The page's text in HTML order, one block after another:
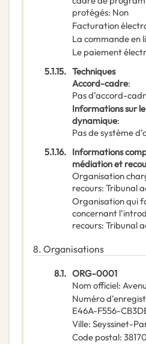
protégés: Non
Facturation
La commande en
Le paiement
5.1.15. Techniques
Accord-cadre:
Pas d’accord-
Informations sur
dynamique:
Pas de système
5.1.16. Informations
médiation et
Organisation
recours: Tribunal
Organisation qui
concernant
recours: Tribunal
8. Organisations
8.1. ORG-0001
Nom officiel:
Numéro
E46A-F556-
Ville: Seyssinet-
Code postal: 38170